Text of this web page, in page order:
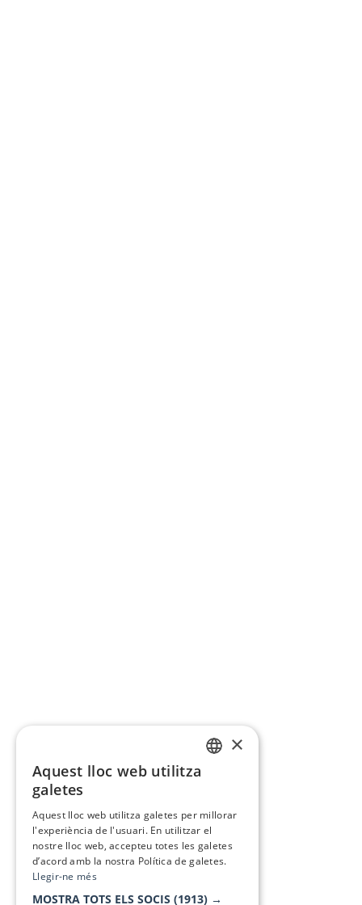
×
Aquest lloc web utilitza
galetes
Aquest lloc web utilitza galetes per millorar
l'experiència de l'usuari. En utilitzar el
nostre lloc web, accepteu totes les galetes
d’acord amb la nostra Política de galetes.
Llegir-ne més
MOSTRA TOTS ELS SOCIS (1913) →